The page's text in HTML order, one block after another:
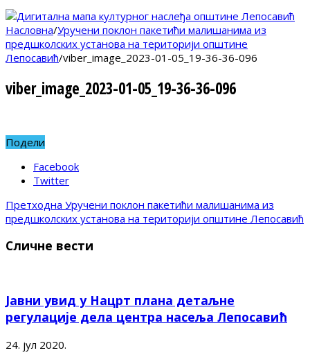
Насловна/Уручени поклон пакетићи малишанима из
предшколских установа на територији општине
Лепосавић/viber_image_2023-01-05_19-36-36-096
viber_image_2023-01-05_19-36-36-096
Подели
Facebook
Twitter
Претходна Уручени поклон пакетићи малишанима из
предшколских установа на територији општине Лепосавић
Сличне вести
Јавни увид у Нацрт плана детаљне
регулације дела центра насеља Лепосавић
24. јул 2020.